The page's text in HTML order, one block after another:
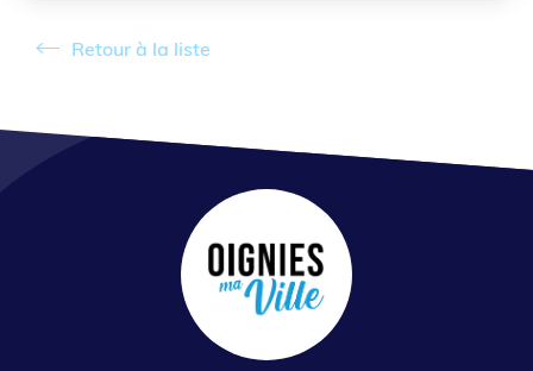
Retour à la liste
Retour à la liste